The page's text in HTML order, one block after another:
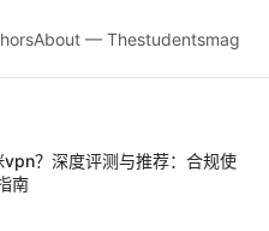
About — Thestudentsmag
？深度评测与推荐：合规使
南